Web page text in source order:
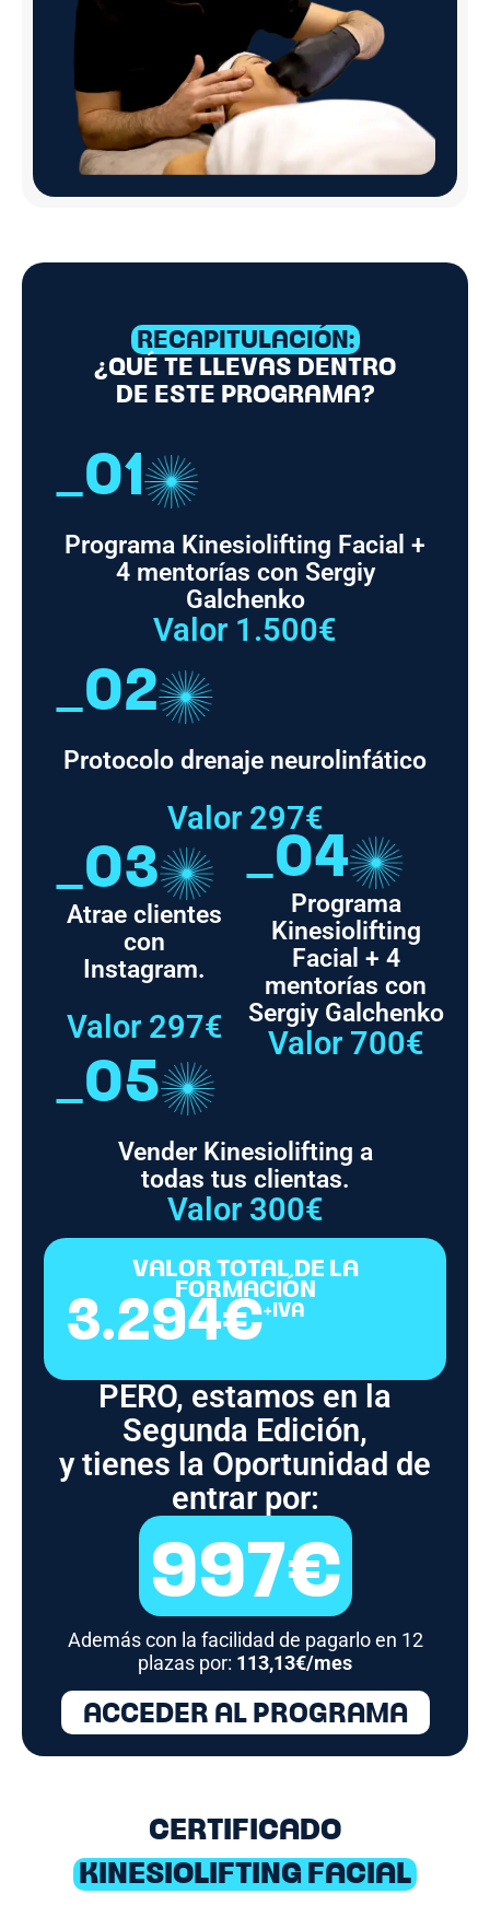
RECAPITULACIÓN:
¿QUÉ TE LLEVAS DENTRO
DE ESTE PROGRAMA?
_01
Programa Kinesiolifting Facial +
4 mentorías con Sergiy
Galchenko
Valor 1.500€
_02
Protocolo drenaje neurolinfático
Valor 297€
_03
Atrae clientes
con
Instagram.
Valor 297€
_04
Programa
Kinesiolifting
Facial + 4
mentorías con
Sergiy Galchenko
Valor 700€
_05
Vender Kinesiolifting a
todas tus clientas.
Valor 300€
VALOR TOTAL DE LA
FORMACIÓN
3.294€+IVA
PERO, estamos en la
Segunda Edición,
y tienes la Oportunidad de
entrar por:
997€
Además con la facilidad de pagarlo en 12
plazas por: 113,13€/mes
ACCEDER AL PROGRAMA
CERTIFICADO
KINESIOLIFTING FACIAL